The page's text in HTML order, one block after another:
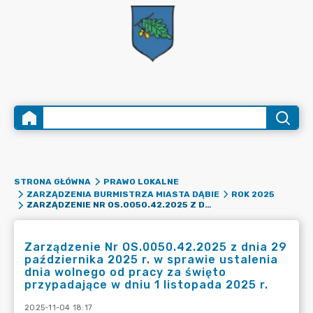
STRONA GŁÓWNA
PRAWO LOKALNE
ZARZĄDZENIA BURMISTRZA MIASTA DĄBIE
ROK 2025
ZARZĄDZENIE NR OS.0050.42.2025 Z DNIA 29 PAŹDZIERNIKA 2025 R. W SPRAWIE USTALENIA DNIA WOLNEGO OD PRACY ZA ŚWIĘTO PRZYPADAJĄCE W DNIU 1 LISTOPADA 2025 R.
Zarządzenie Nr OS.0050.42.2025 z dnia 29
października 2025 r. w sprawie ustalenia
dnia wolnego od pracy za święto
przypadające w dniu 1 listopada 2025 r.
2025-11-04 18:17